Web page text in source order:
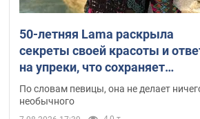
50-летняя Lama раскрыла
секреты своей красоты и
на упреки, что сохраняет
молодость, ведь у нее нет
По словам певицы, она не делает
необычного